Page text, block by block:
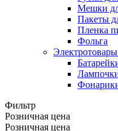
Мешки
Пакеты
Пленка
Фольга
Электротовары
Фильтр
Розничная цена
Розничная цена